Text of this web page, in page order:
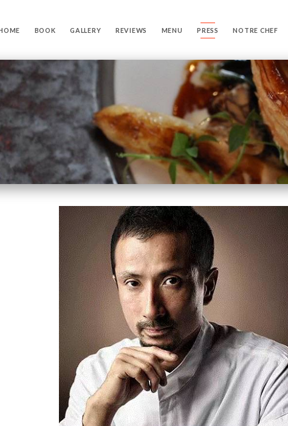
BOOK GALLERY REVIEWS MENU PRESS NOTRE CHEF